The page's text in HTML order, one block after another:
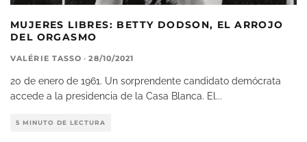
MUJERES LIBRES: BETTY DODSON, EL ARROJO
DEL ORGASMO
VALÉRIE TASSO · 28/10/2021
20 de enero de 1961. Un sorprendente candidato demócrata
accede a la presidencia de la Casa Blanca. El ...
5 MINUTO DE LECTURA